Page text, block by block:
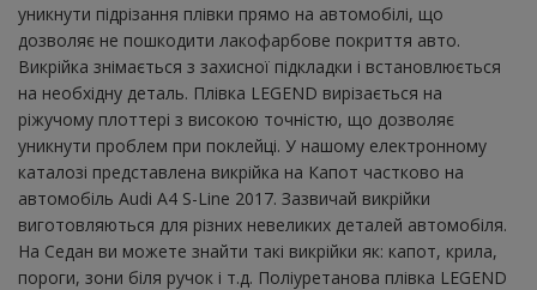
уникнути підрізання плівки прямо на автомобілі, що
дозволяє не пошкодити лакофарбове покриття авто.
Викрійка знімається з захисної підкладки і встановлюється
на необхідну деталь. Плівка LEGEND вирізається на
ріжучому плоттері з високою точністю, що дозволяє
уникнути проблем при поклейці. У нашому електронному
каталозі представлена ​​викрійка на Капот частково на
автомобіль Audi A4 S-Line 2017. Зазвичай викрійки
виготовляються для різних невеликих деталей автомобіля.
На Седан ви можете знайти такі викрійки як: капот, крила,
пороги, зони біля ручок і т.д. Поліуретанова плівка LEGEND